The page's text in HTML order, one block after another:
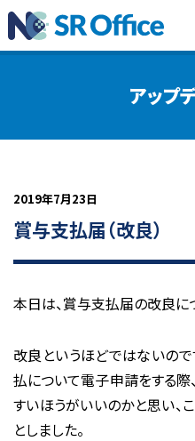
アップ
2019年7月23日
賞与支払届（改良）
本日は、賞与支払届の改良に
改良というほどではないの
払について電子申請をする際
すいほうがいいのかと思い、
としました。